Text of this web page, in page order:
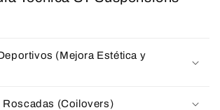
(Mejora Estética y
Roscadas (Coilovers)